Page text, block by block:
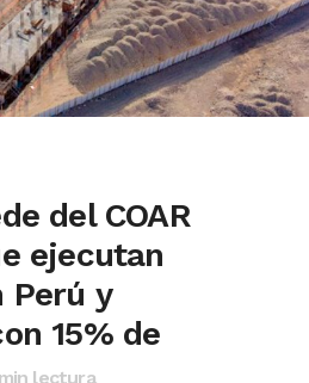
del COAR
ejecutan
Perú y
15% de
min lectura